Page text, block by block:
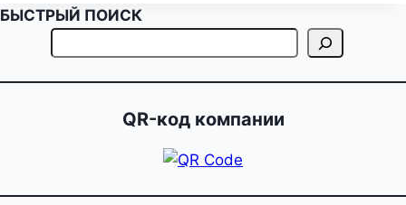
БЫСТРЫЙ ПОИСК
QR-код компании